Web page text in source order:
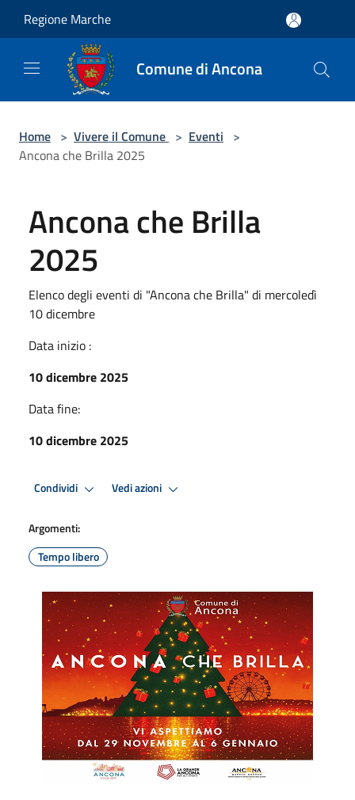
Regione Marche
Comune di Ancona
Home > Vivere il Comune > Eventi >
Ancona che Brilla 2025
Ancona che Brilla
2025
Elenco degli eventi di "Ancona che Brilla" di mercoledì
10 dicembre
Data inizio :
10 dicembre 2025
Data fine:
10 dicembre 2025
Condividi Vedi azioni
Argomenti:
Tempo libero